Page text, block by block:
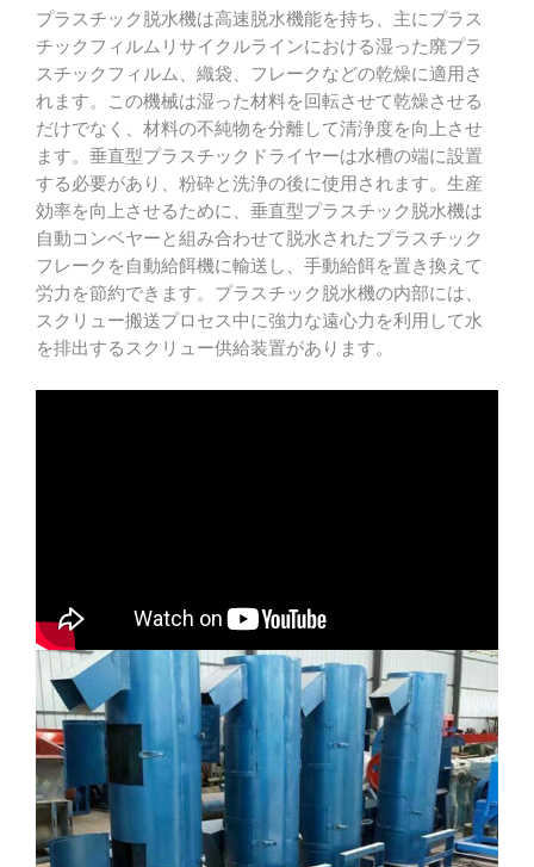
プラスチック脱水機は高速脱水機能を持ち、主にプラス
チックフィルムリサイクルラインにおける湿った廃プラ
スチックフィルム、織袋、フレークなどの乾燥に適用さ
れます。この機械は湿った材料を回転させて乾燥させる
だけでなく、材料の不純物を分離して清浄度を向上させ
ます。垂直型プラスチックドライヤーは水槽の端に設置
する必要があり、粉砕と洗浄の後に使用されます。生産
効率を向上させるために、垂直型プラスチック脱水機は
自動コンベヤーと組み合わせて脱水されたプラスチック
フレークを自動給餌機に輸送し、手動給餌を置き換えて
労力を節約できます。プラスチック脱水機の内部には、
スクリュー搬送プロセス中に強力な遠心力を利用して水
を排出するスクリュー供給装置があります。